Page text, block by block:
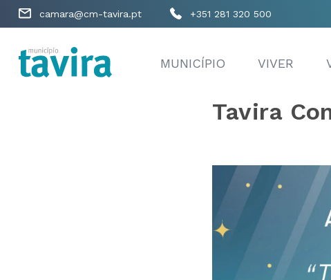
camara@cm-tavira.pt +351 281 320 500
MUNICÍPIO VIVER
Tavira